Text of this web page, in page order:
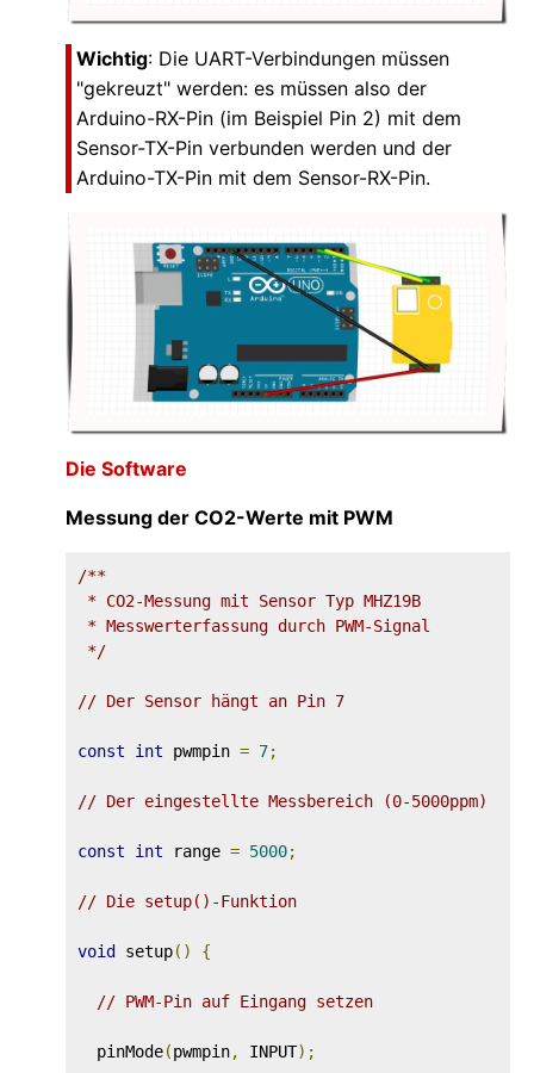
Wichtig: Die UART-Verbindungen müssen
"gekreuzt" werden: es müssen also der
Arduino-RX-Pin (im Beispiel Pin 2) mit dem
Sensor-TX-Pin verbunden werden und der
Arduino-TX-Pin mit dem Sensor-RX-Pin.
Die Software
Messung der CO2-Werte mit PWM
/**
* CO2-Messung mit Sensor Typ MHZ19B
* Messwerterfassung durch PWM-Signal
*/
// Der Sensor hängt an Pin 7
const int pwmpin = 7;
// Der eingestellte Messbereich (0-5000ppm)
const int range = 5000;
// Die setup()-Funktion
void setup() {
// PWM-Pin auf Eingang setzen
pinMode(pwmpin, INPUT);